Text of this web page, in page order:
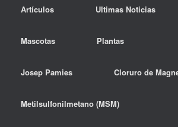
Artículos Ultimas Noticias
Mascotas Plantas
Josep Pamies Cloruro de
Metilsulfonilmetano (MSM)